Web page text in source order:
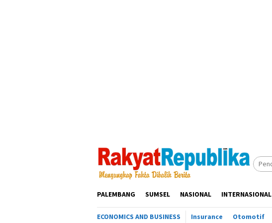
PALEMBANG SUMSEL NASIONAL INTERNASIONAL
ECONOMICS AND BUSINESS Insurance Otomotif